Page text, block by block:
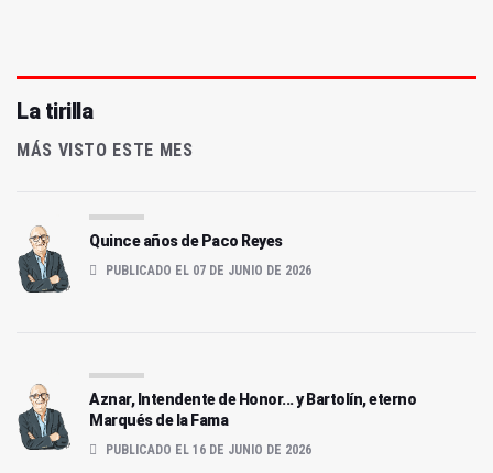
La tirilla
MÁS VISTO ESTE MES
Quince años de Paco Reyes
PUBLICADO EL 07 DE JUNIO DE 2026
Aznar, Intendente de Honor... y Bartolín, eterno
Marqués de la Fama
PUBLICADO EL 16 DE JUNIO DE 2026